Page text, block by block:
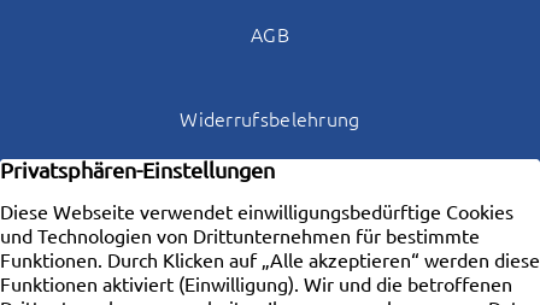
AGB
Widerrufsbelehrung
Datenschutz
Kontakt